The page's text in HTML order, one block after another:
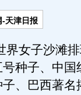
-天津日报
子沙滩排
种子、中国
、巴西著名